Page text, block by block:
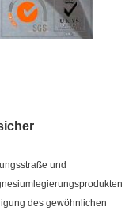
und
des gewöhnlichen